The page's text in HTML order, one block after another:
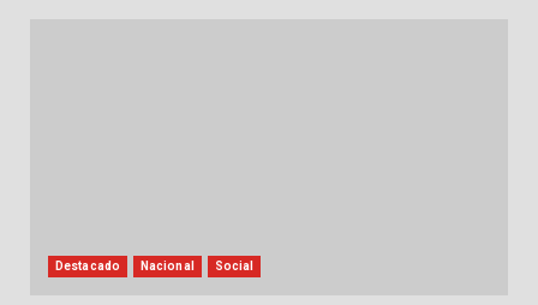
Destacado Nacional Social